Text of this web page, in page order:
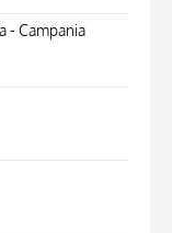
- Campania